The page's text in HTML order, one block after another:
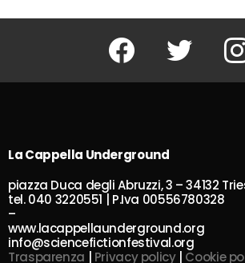
Facebook Twitter
La Cappella Underground
piazza Duca degli Abruzzi, 3 – 34132
tel. 040 3220551 | P.Iva 00556780328
–
www.lacappellaunderground.org
info@sciencefictionfestival.org
Trasparenza
Privacy policy| Cookie